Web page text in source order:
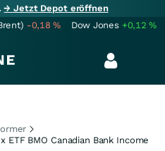
→ Jetzt Depot eröffnen
-0,18% Dow Jones +0,12%
ETF BMO Canadian Bank Income